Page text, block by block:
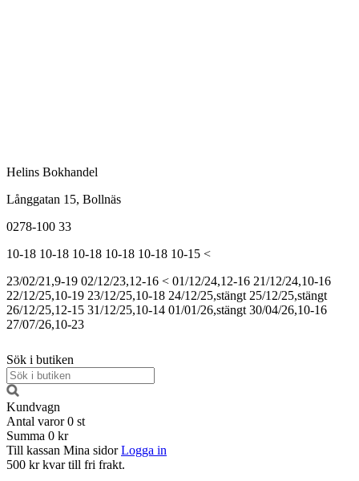
Helins Bokhandel
Långgatan 15, Bollnäs
0278-100 33
10-18 10-18 10-18 10-18 10-18 10-15 <
23/02/21,9-19 02/12/23,12-16 < 01/12/24,12-16 21/12/24,10-16
22/12/25,10-19 23/12/25,10-18 24/12/25,stängt 25/12/25,stängt
26/12/25,12-15 31/12/25,10-14 01/01/26,stängt 30/04/26,10-16
27/07/26,10-23
Sök i butiken
Kundvagn
Antal varor 0 st
Summa 0 kr
Till kassan Mina sidor Logga in
500 kr kvar till fri frakt.